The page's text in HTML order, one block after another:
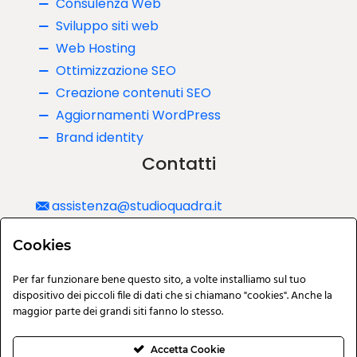
Sviluppo siti web
Web Hosting
Ottimizzazione SEO
Creazione contenuti SEO
Aggiornamenti WordPress
Brand identity
Contatti
assistenza@studioquadra.it
340 0819404
Via del commissario, 44/C Padova
Cookies
Per far funzionare bene questo sito, a volte installiamo sul tuo
dispositivo dei piccoli file di dati che si chiamano "cookies". Anche la
maggior parte dei grandi siti fanno lo stesso.
Accetta Cookie